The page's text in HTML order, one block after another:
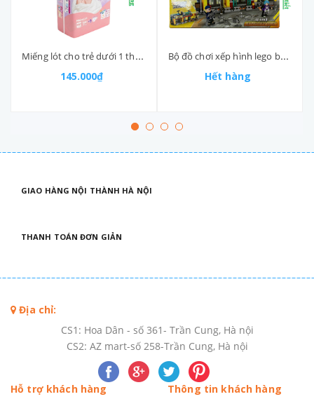
Miếng lót cho trẻ dưới 1 tháng tuổi Newborn 1 bịch 108 miếng
145.000₫
Bộ đồ chơi xếp hình lego battlegrounes MW 88 chi tiết
Hết hàng
GIAO HÀNG NỘI THÀNH HÀ NỘI
THANH TOÁN ĐƠN GIẢN
Địa chỉ:
CS1: Hoa Dân - số 361- Trần Cung, Hà nội
CS2: AZ mart-số 258-Trần Cung, Hà nội
Hỗ trợ khách hàng Thông tin khách hàng